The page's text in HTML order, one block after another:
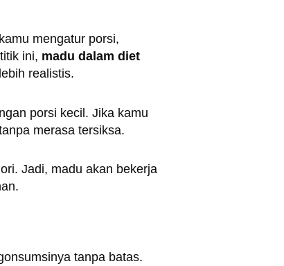
mengatur porsi,
ini, madu dalam diet
realistis.
porsi kecil. Jika kamu
merasa tersiksa.
Jadi, madu akan bekerja
tanpa batas.